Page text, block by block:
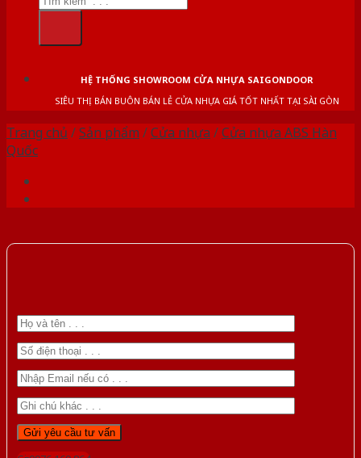
HỆ THỐNG SHOWROOM CỬA NHỰA SAIGONDOOR
SIÊU THỊ BÁN BUÔN BÁN LẺ CỬA NHỰA GIÁ TỐT NHẤT TẠI SÀI GÒN
Trang chủ /Sản phẩm /Cửa nhựa /Cửa nhựa ABS Hàn
Quốc